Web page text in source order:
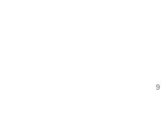
9